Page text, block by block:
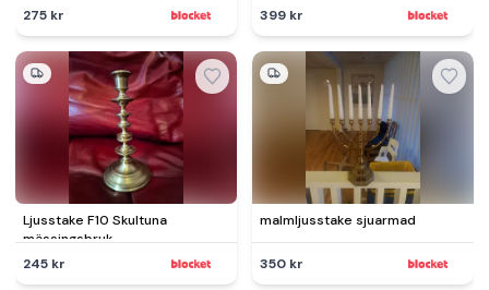
275 kr
399 kr
Ljusstake F10 Skultuna
mässingsbruk
245 kr
malmljusstake sjuarmad
350 kr